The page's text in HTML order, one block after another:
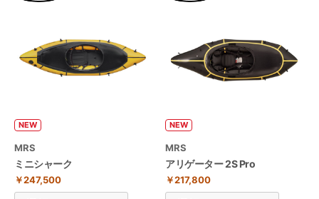
NEW
MRS
ミニシャーク
￥247,500
NEW
MRS
アリゲーター 2S Pro
￥217,800